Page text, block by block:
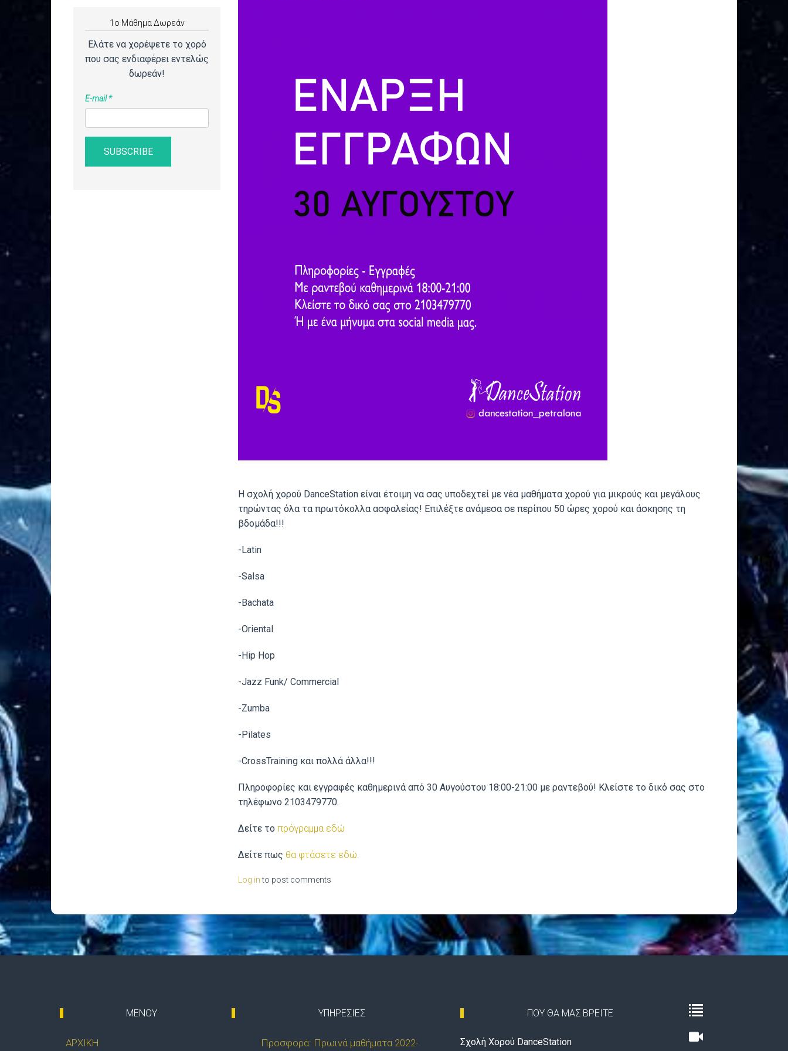
1o Μάθημα Δωρεάν
Ελάτε να χορέψετε το χορό
που σας ενδιαφέρει εντελώς
δωρεάν!
E-mail*
SUBSCRIBE
Η σχολή χορού DanceStation είναι έτοιμη να σας υποδεχτεί με νέα μαθήματα χορού για μικρούς και μεγάλους
τηρώντας όλα τα πρωτόκολλα ασφαλείας! Επιλέξτε ανάμεσα σε περίπου 50 ώρες χορού και άσκησης τη
βδομάδα!!!
-Latin
-Salsa
-Bachata
-Oriental
-Hip Hop
-Jazz Funk/ Commercial
-Zumba
-Pilates
-CrossTraining και πολλά άλλα!!!
Πληροφορίες και εγγραφές καθημερινά από 30 Αυγούστου 18:00-21:00 με ραντεβού! Κλείστε το δικό σας στο
τηλέφωνο 2103479770.
Δείτε το πρόγραμμα εδώ
Δείτε πως θα φτάσετε εδώ.
Log into post comments
ΜΕΝΟΥ
ΑΡΧΙΚΗ
ΥΠΗΡΕΣΊΕΣ
Προσφορά: Πρωινά μαθήματα 2022-
ΠΟΥ ΘΑ ΜΑΣ ΒΡΕΙΤΕ
Σχολή Χορού DanceStation